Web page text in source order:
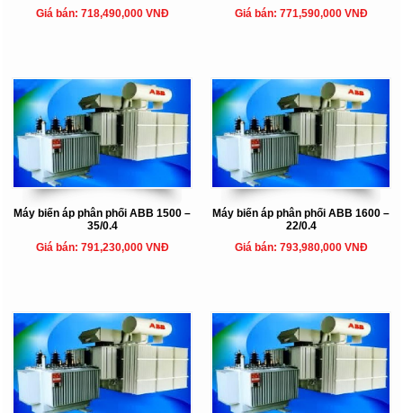
Giá bán: 718,490,000 VNĐ Giá bán: 771,590,000 VNĐ
Máy biến áp phân phối ABB 1500 –
35/0.4
Giá bán: 791,230,000 VNĐ
Máy biến áp phân phối ABB 1600 –
22/0.4
Giá bán: 793,980,000 VNĐ